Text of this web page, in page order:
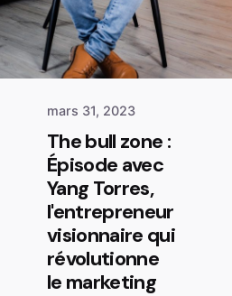
mars 31, 2023
The bull zone :
Épisode avec
Yang Torres,
l'entrepreneur
visionnaire qui
révolutionne
le marketing